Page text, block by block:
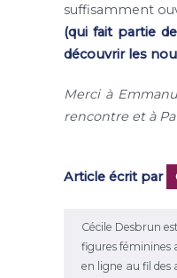
suffisamment
(qui fait partie
découvrir les
Merci à
rencontre et à
Article écrit par
Cécile Desbrun
figures féminines
en ligne au fil